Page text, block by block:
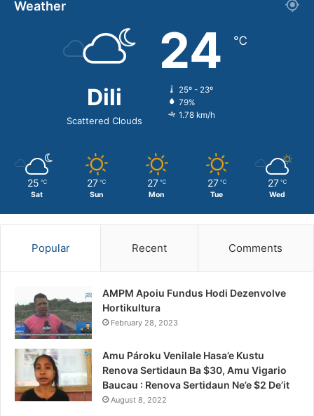
Weather
Dili
Scattered Clouds
24 ℃
25º - 23º
79%
1.78 km/h
25 ℃
Sat
27 ℃
Sun
27 ℃
Mon
27 ℃
Tue
27 ℃
Wed
Popular Recent Comments
AMPM Apoiu Fundus Hodi Dezenvolve
Hortikultura
February 28, 2023
Amu Pároku Venilale Hasa’e Kustu
Renova Sertidaun Ba $30, Amu Vigario
Baucau : Renova Sertidaun Ne’e $2 De’it
August 8, 2022